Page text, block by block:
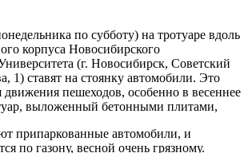
по субботу) на тротуаре вдоль
корпуса Новосибирского
(г. Новосибирск, Советский
1) ставят на стоянку автомобили. Это
движения пешеходов, особенно в весеннее
выложенный бетонными плитами,
припаркованные автомобили, и
по газону, весной очень грязному.